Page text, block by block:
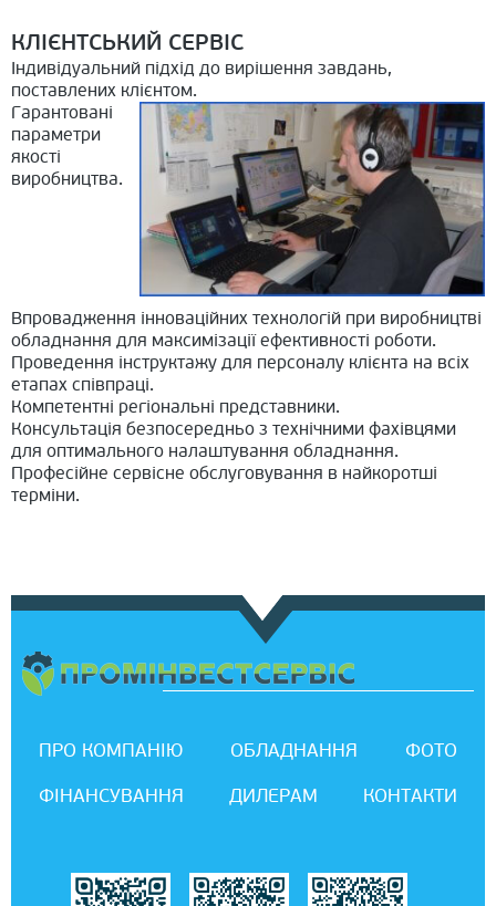
КЛІЄНТСЬКИЙ СЕРВІС
Індивідуальний підхід до вирішення завдань,
поставлених клієнтом.
Гарантовані
параметри
якості
виробництва.
Впровадження інноваційних технологій при виробництві
обладнання для максимізації ефективності роботи.
Проведення інструктажу для персоналу клієнта на всіх
етапах співпраці.
Компетентні регіональні представники.
Консультація безпосередньо з технічними фахівцями
для оптимального налаштування обладнання.
Професійне сервісне обслуговування в найкоротші
терміни.
ПРО КОМПАНІЮ ОБЛАДНАННЯ
ФОТО
ФІНАНСУВАННЯ
ДИЛЕРАМ КОНТАКТИ